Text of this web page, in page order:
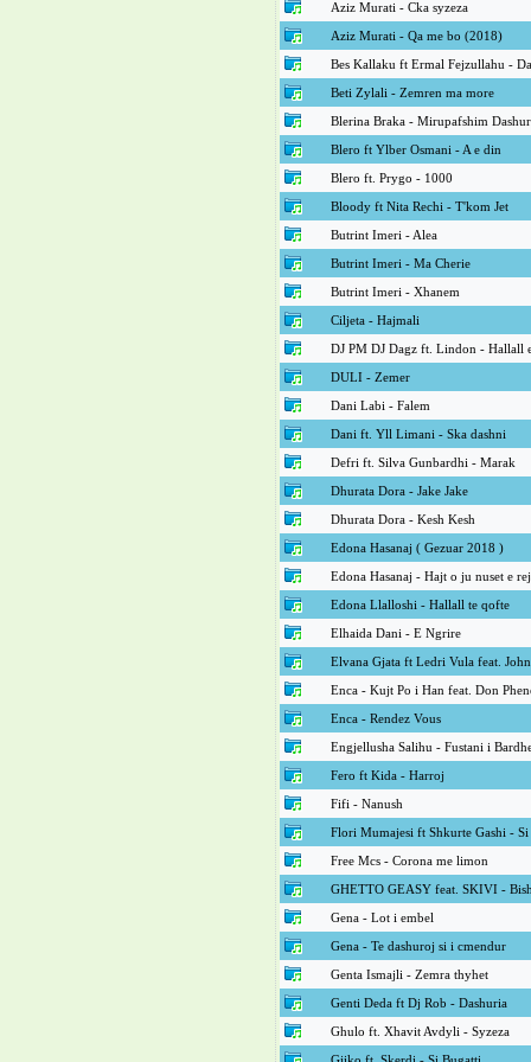
Aziz Murati - Cka syzeza
Aziz Murati - Qa me bo (2018)
Bes Kallaku ft Ermal Fejzullahu -
Beti Zylali - Zemren ma more
Blerina Braka - Mirupafshim
Blero ft Ylber Osmani - A e din
Blero ft. Prygo - 1000
Bloody ft Nita Rechi - T'kom Jet
Butrint Imeri - Alea
Butrint Imeri - Ma Cherie
Butrint Imeri - Xhanem
Ciljeta - Hajmali
DJ PM DJ Dagz ft. Lindon - Hallall
DULI - Zemer
Dani Labi - Falem
Dani ft. Yll Limani - Ska dashni
Defri ft. Silva Gunbardhi - Marak
Dhurata Dora - Jake Jake
Dhurata Dora - Kesh Kesh
Edona Hasanaj ( Gezuar 2018 )
Edona Hasanaj - Hajt o ju nuset e
Edona Llalloshi - Hallall te qofte
Elhaida Dani - E Ngrire
Elvana Gjata ft Ledri Vula feat.
Enca - Kujt Po i Han feat. Don
Enca - Rendez Vous
Engjellusha Salihu - Fustani i
Fero ft Kida - Harroj
Fifi - Nanush
Flori Mumajesi ft Shkurte Gashi -
Free Mcs - Corona me limon
GHETTO GEASY feat. SKIVI -
Gena - Lot i embel
Gena - Te dashuroj si i cmendur
Genta Ismajli - Zemra thyhet
Genti Deda ft Dj Rob - Dashuria
Ghulo ft. Xhavit Avdyli - Syzeza